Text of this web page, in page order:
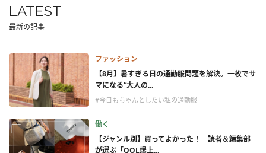
LATEST
最新の記事
ファッション
【8月】暑すぎる日の通勤服問題を解決。一枚でサ
マになる“大人の...
#今日もちゃんとしたい私の通勤服
働く
【ジャンル別】買ってよかった！ 読者＆編集部
が選ぶ「QOL爆上...